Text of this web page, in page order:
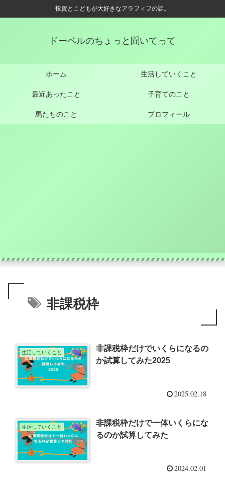
投資とこどもが大好きなアラフィフの話。
ドーベルのちょっと聞いてって
ホーム 生活していくこと
最近あったこと 子育てのこと
馬たちのこと プロフィール
非課税枠
生活していくこと
非課税枠だけでいくらになるの
か試算してみた2025
2025.02.18
生活していくこと
非課税枠だけで一体いくらにな
るのか試算してみた
2024.02.01